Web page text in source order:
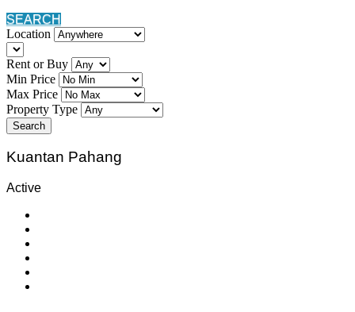
SEARCH
Location
Rent or Buy
Min Price
Max Price
Property Type
Search
Kuantan Pahang
Active